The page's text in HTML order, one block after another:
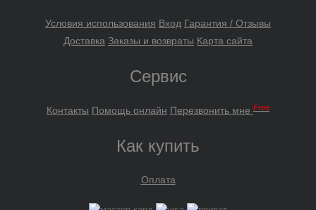
Условия использования Вход Гарантия / Отзывы
Доставка Заказы и возвраты Карта сайта
Сервис
Контакты Помощь онлайн Перезвонить мне Free
Как купить
Оплата